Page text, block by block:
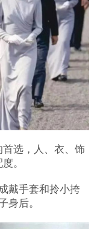
选，人、衣、饰
。
戴手套和拎小挎
身后。